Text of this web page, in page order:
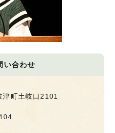
い合わせ
町土岐口2101